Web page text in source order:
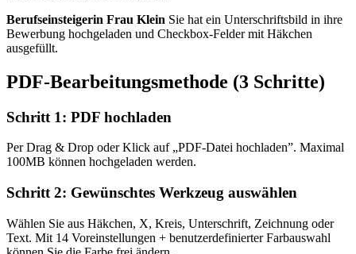
Berufseinsteigerin Frau Klein Sie hat ein Unterschriftsbild in ihre
Bewerbung hochgeladen und Checkbox-Felder mit Häkchen
ausgefüllt.
PDF-Bearbeitungsmethode (3 Schritte)
Schritt 1: PDF hochladen
Per Drag & Drop oder Klick auf „PDF-Datei hochladen”. Maximal
100MB können hochgeladen werden.
Schritt 2: Gewünschtes Werkzeug auswählen
Wählen Sie aus Häkchen, X, Kreis, Unterschrift, Zeichnung oder
Text. Mit 14 Voreinstellungen + benutzerdefinierter Farbauswahl